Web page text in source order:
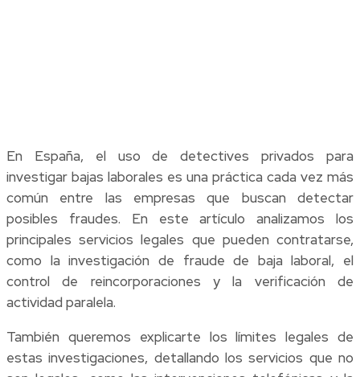
En España, el uso de detectives privados para
investigar bajas laborales es una práctica cada vez más
común entre las empresas que buscan detectar
posibles fraudes. En este artículo analizamos los
principales servicios legales que pueden contratarse,
como la investigación de fraude de baja laboral, el
control de reincorporaciones y la verificación de
actividad paralela.
También queremos explicarte los límites legales de
estas investigaciones, detallando los servicios que no